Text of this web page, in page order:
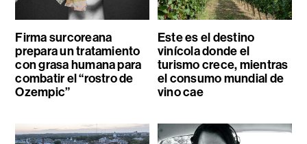
Firma surcoreana
prepara un tratamiento
con grasa humana para
combatir el “rostro de
Ozempic”
Este es el destino
vinícola donde el
turismo crece, mientras
el consumo mundial de
vino cae